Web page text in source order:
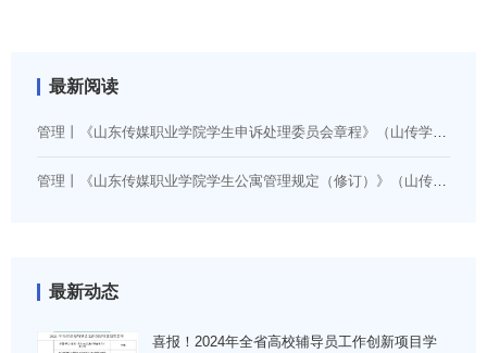
最新阅读
管理丨《山东传媒职业学院学生申诉处理委员会章程》（山传学字〔2024〕14号）
管理丨《山东传媒职业学院学生公寓管理规定（修订）》（山传学字〔2026〕5号）
最新动态
喜报！2024年全省高校辅导员工作创新项目学